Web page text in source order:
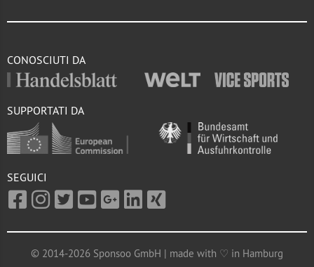
CONOSCIUTI DA
SUPPORTATI DA
SEGUICI
© 2014-2026 Sponsoo GmbH | made with ♡ in Hamburg